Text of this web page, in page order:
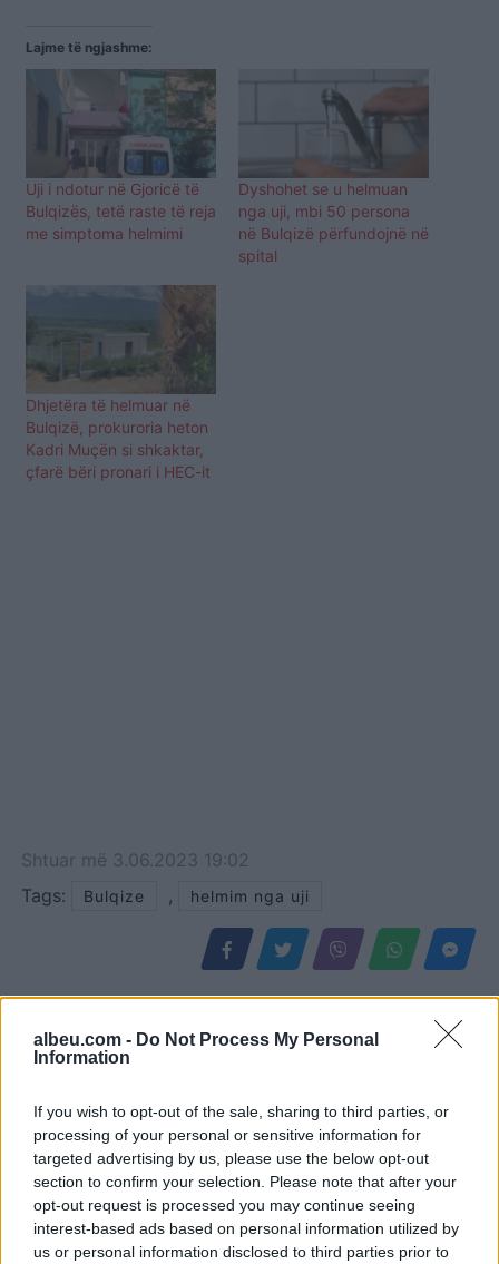
albeu.com - Do Not Process My Personal
Information
If you wish to opt-out of the sale, sharing to third parties, or
processing of your personal or sensitive information for
targeted advertising by us, please use the below opt-out
section to confirm your selection. Please note that after your
opt-out request is processed you may continue seeing
interest-based ads based on personal information utilized by
us or personal information disclosed to third parties prior to
Lajme të ngjashme:
Uji i ndotur në Gjoricë të
Bulqizës, tetë raste të reja
me simptoma helmimi
Dyshohet se u helmuan
nga uji, mbi 50 persona
në Bulqizë përfundojnë në
spital
Dhjetëra të helmuar në
Bulqizë, prokuroria heton
Kadri Muçën si shkaktar,
çfarë bëri pronari i HEC-it
Shtuar më 3.06.2023 19:02
Tags:
Bulqize , helmim nga uji
Ngjarje tragjike në Ksamil/
Babai godet
Vrasja e 20-vjeçarit në
Korçë/ Balliu: Edi Rama ka